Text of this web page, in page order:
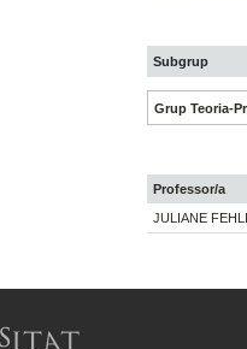
Subgrup
Grup Teoria-
Professor/a
JULIANE